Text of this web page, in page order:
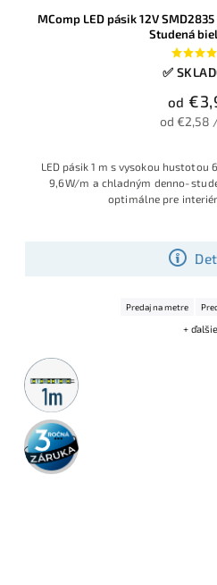
MComp LED pásik 12V
Studená
✅
od
od €2,58
LED pásik 1 m s vysokou hustotou
9,6 W/m a chladným
optimálne pre
Predaj na metre
+ ďalšie
Metrážny
predaj
3 roky
záruka